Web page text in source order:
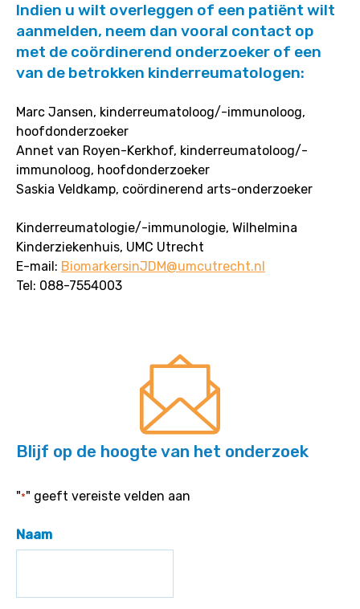
Indien u wilt overleggen of een patiënt wilt
aanmelden, neem dan vooral contact op
met de coördinerend onderzoeker of een
van de betrokken kinderreumatologen:
Marc Jansen, kinderreumatoloog/-immunoloog,
hoofdonderzoeker
Annet van Royen-Kerkhof, kinderreumatoloog/-
immunoloog, hoofdonderzoeker
Saskia Veldkamp, coördinerend arts-onderzoeker
Kinderreumatologie/-immunologie, Wilhelmina
Kinderziekenhuis, UMC Utrecht
E-mail: BiomarkersinJDM@umcutrecht.nl
Tel: 088-7554003
Blijf op de hoogte van het onderzoek
"*" geeft vereiste velden aan
Naam